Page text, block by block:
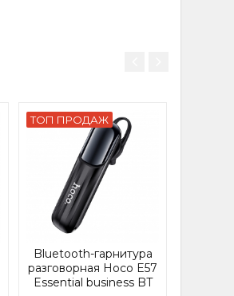
ТОП ПРОДАЖ
Bluetooth-гарнитура
разговорная Hoco E57
Essential business BT